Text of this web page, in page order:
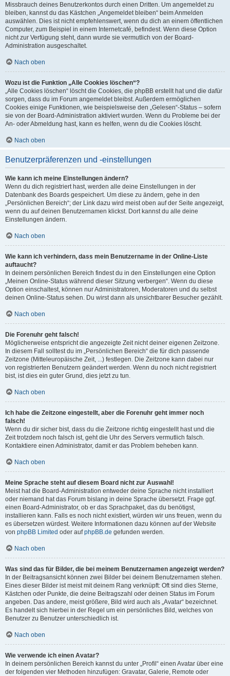
Missbrauch deines Benutzerkontos durch einen Dritten. Um angemeldet zu
bleiben, kannst du das Kästchen „Angemeldet bleiben“ beim Anmelden
auswählen. Dies ist nicht empfehlenswert, wenn du dich an einem öffentlichen
Computer, zum Beispiel in einem Internetcafé, befindest. Wenn diese Option
nicht zur Verfügung steht, dann wurde sie vermutlich von der Board-
Administration ausgeschaltet.
Nach oben
Wozu ist die Funktion „Alle Cookies löschen“?
„Alle Cookies löschen“ löscht die Cookies, die phpBB erstellt hat und die dafür
sorgen, dass du im Forum angemeldet bleibst. Außerdem ermöglichen
Cookies einige Funktionen, wie beispielsweise den „Gelesen“-Status – sofern
sie von der Board-Administration aktiviert wurden. Wenn du Probleme bei der
An- oder Abmeldung hast, kann es helfen, wenn du die Cookies löscht.
Nach oben
Benutzerpräferenzen und -einstellungen
Wie kann ich meine Einstellungen ändern?
Wenn du dich registriert hast, werden alle deine Einstellungen in der
Datenbank des Boards gespeichert. Um diese zu ändern, gehe in den
„Persönlichen Bereich“; der Link dazu wird meist oben auf der Seite angezeigt,
wenn du auf deinen Benutzernamen klickst. Dort kannst du alle deine
Einstellungen ändern.
Nach oben
Wie kann ich verhindern, dass mein Benutzername in der Online-Liste
auftaucht?
In deinem persönlichen Bereich findest du in den Einstellungen eine Option
„Meinen Online-Status während dieser Sitzung verbergen“. Wenn du diese
Option einschaltest, können nur Administratoren, Moderatoren und du selbst
deinen Online-Status sehen. Du wirst dann als unsichtbarer Besucher gezählt.
Nach oben
Die Forenuhr geht falsch!
Möglicherweise entspricht die angezeigte Zeit nicht deiner eigenen Zeitzone.
In diesem Fall solltest du im „Persönlichen Bereich“ die für dich passende
Zeitzone (Mitteleuropäische Zeit, ...) festlegen. Die Zeitzone kann dabei nur
von registrierten Benutzern geändert werden. Wenn du noch nicht registriert
bist, ist dies ein guter Grund, dies jetzt zu tun.
Nach oben
Ich habe die Zeitzone eingestellt, aber die Forenuhr geht immer noch
falsch!
Wenn du dir sicher bist, dass du die Zeitzone richtig eingestellt hast und die
Zeit trotzdem noch falsch ist, geht die Uhr des Servers vermutlich falsch.
Kontaktiere einen Administrator, damit er das Problem beheben kann.
Nach oben
Meine Sprache steht auf diesem Board nicht zur Auswahl!
Meist hat die Board-Administration entweder deine Sprache nicht installiert
oder niemand hat das Forum bislang in deine Sprache übersetzt. Frage ggf.
einen Board-Administrator, ob er das Sprachpaket, das du benötigst,
installieren kann. Falls es noch nicht existiert, würden wir uns freuen, wenn du
es übersetzen würdest. Weitere Informationen dazu können auf der Website
von phpBB Limited oder aufphpBB.de gefunden werden.
Nach oben
Was sind das für Bilder, die bei meinem Benutzernamen angezeigt werden?
In der Beitragsansicht können zwei Bilder bei deinem Benutzernamen stehen.
Eines dieser Bilder ist meist mit deinem Rang verknüpft: Oft sind dies Sterne,
Kästchen oder Punkte, die deine Beitragszahl oder deinen Status im Forum
angeben. Das andere, meist größere, Bild wird auch als „Avatar“ bezeichnet.
Es handelt sich hierbei in der Regel um ein persönliches Bild, welches von
Benutzer zu Benutzer unterschiedlich ist.
Nach oben
Wie verwende ich einen Avatar?
In deinem persönlichen Bereich kannst du unter „Profil“ einen Avatar über eine
der folgenden vier Methoden hinzufügen: Gravatar, Galerie, Remote oder